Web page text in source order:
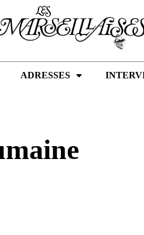
ADRESSES